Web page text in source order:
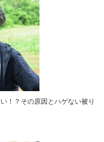
！？その原因とハゲない被り